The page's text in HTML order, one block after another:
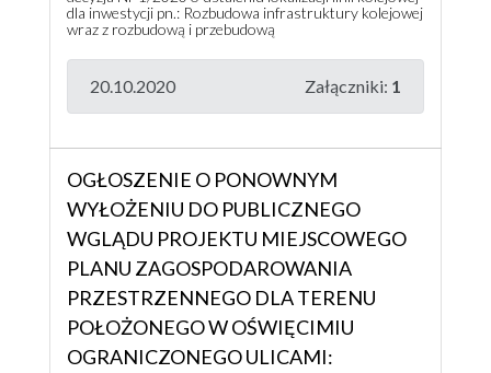
dla inwestycji pn.: Rozbudowa infrastruktury kolejowej
wraz z rozbudową i przebudową
20.10.2020 Załączniki: 1
OGŁOSZENIE O PONOWNYM
WYŁOŻENIU DO PUBLICZNEGO
WGLĄDU PROJEKTU MIEJSCOWEGO
PLANU ZAGOSPODAROWANIA
PRZESTRZENNEGO DLA TERENU
POŁOŻONEGO W OŚWIĘCIMIU
OGRANICZONEGO ULICAMI: